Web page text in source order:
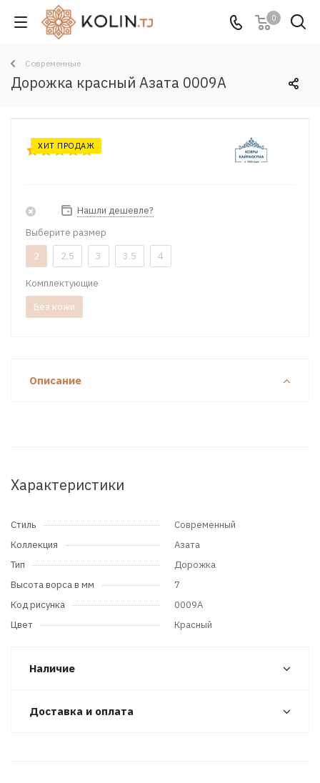
0
Современные
Дорожка красный Азата 0009A
ХИТ ПРОДАЖ
Нашли дешевле?
Выберите размер
2
2.5 3 3.5 4
Комплектующие
Без кожи
Описание
Характеристики
Стиль
Современный
Коллекция
Азата
Тип
Дорожка
Высота ворса в мм
7
Код рисунка
0009A
Цвет
Красный
Наличие
Доставка и оплата